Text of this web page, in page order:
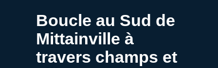
Boucle au Sud de
Mittainville à
travers champs et